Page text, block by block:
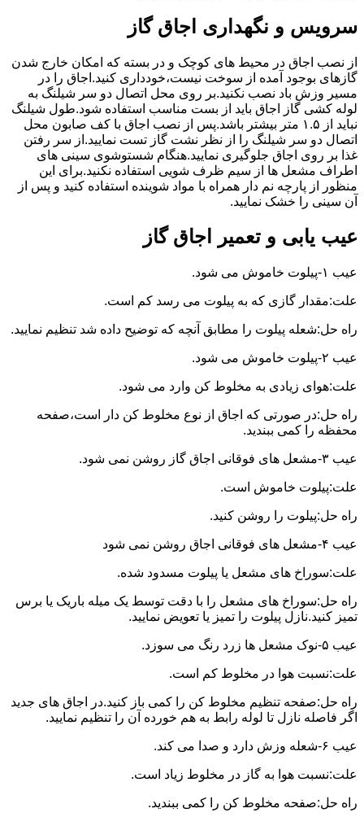
سرویس و نگهداری اجاق گاز
از نصب اجاق در محیط های کوچک و در بسته که امکان خارج شدن
گازهای بوجود آمده از سوخت نیست،خودداری کنید.اجاق را در
مسیر وزش باد نصب نکنید.بر روی محل اتصال دو سر شیلنگ به
لوله کشی گاز اجاق باید از بست مناسب استفاده شود.طول شیلنگ
نباید از ۱.۵ متر بیشتر باشد.پس از نصب اجاق با کف صابون محل
اتصال دو سر شیلنگ را از نظر نشت گاز تست نمایید.از سر رفتن
غذا بر روی اجاق جلوگیری نمایید.هنگام شستوشوی سینی های
اطراف مشعل ها از سیم ظرف شویی استفاده نکنید.برای این
منظور از پارچه نم دار همراه با مواد شوینده استفاده کنید و پس از
آن سینی را خشک نمایید.
عیب یابی و تعمیر اجاق گاز
عیب ۱-پیلوت خاموش می شود.
علت:مقدار گازی که به پیلوت می رسد کم است.
راه حل:شعله پیلوت را مطابق آنچه که توضیح داده شد تنظیم نمایید.
عیب ۲-پیلوت خاموش می شود.
علت:هوای زیادی به مخلوط کن وارد می شود.
راه حل:در صورتی که اجاق از نوع مخلوط کن دار است،صفحه
محفظه را کمی ببندید.
عیب ۳-مشعل های فوقانی اجاق گاز روشن نمی شود.
علت:پیلوت خاموش است.
راه حل:پیلوت را روشن کنید.
عیب ۴-مشعل های فوقانی اجاق روشن نمی شود
علت:سوراخ های مشعل یا پیلوت مسدود شده.
راه حل:سوراخ های مشعل را با دقت توسط یک میله باریک یا برس
تمیز کنید.نازل پیلوت را تمیز یا تعویض نمایید.
عیب ۵-نوک مشعل ها زرد رنگ می سوزد.
علت:نسبت هوا در مخلوط کم است.
راه حل:صفحه تنظیم مخلوط کن را کمی باز کنید.در اجاق های جدید
اگر فاصله نازل تا لوله رابط به هم خورده آن را تنظیم نمایید.
عیب ۶-شعله وزش دارد و صدا می کند.
علت:نسبت هوا به گاز در مخلوط زیاد است.
راه حل:صفحه مخلوط کن را کمی ببندید.